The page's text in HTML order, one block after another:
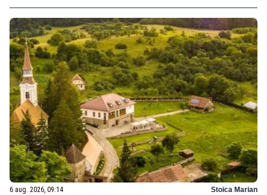
6 aug. 2026, 09:14 Stoica Marian